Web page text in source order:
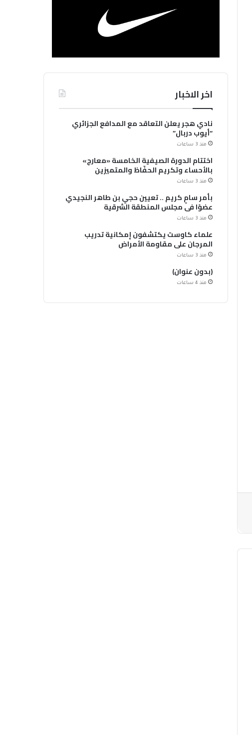
اخر الاخبار
نادي هجر يعلن التعاقد مع المدافع الجزائري
“أيوب دربال”
منذ 3 ساعات
اختتام الدورة الصيفية الخامسة «معارج»
بالأحساء وتكريم الحفّاظ والمتميزين
منذ 3 ساعات
بأمر سامٍ كريم .. تعيين حجي بن طاهر النجيدي
عضوًا في مجلس المنطقة الشرقية
منذ 3 ساعات
علماء كاوست يكتشفون إمكانية تدريب
المرجان على مقاومة الأمراض
منذ 3 ساعات
(بدون عنوان)
منذ 4 ساعات